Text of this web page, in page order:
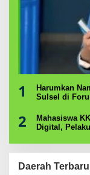
1
Harumkan
Sulsel di
2
Mahasiswa
Digital,
Daerah Terbaru